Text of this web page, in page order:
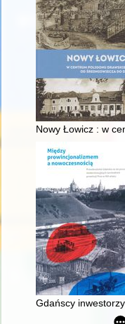
Nowy Łowicz : w
Gdańscy